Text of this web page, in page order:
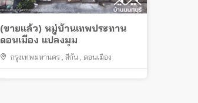
(ขายแล้ว) หมู่บ้านเทพประทาน
ดอนเมือง แปลงมุม
กรุงเทพมหานคร สีกัน ดอนเมือง